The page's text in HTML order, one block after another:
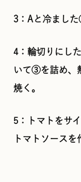
3：Aと冷まし
4：輪切りにし
いて③を詰め、
焼く。
5：トマトをサ
トマトソース